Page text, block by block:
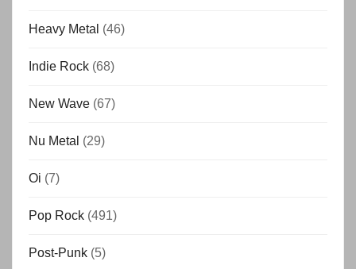
Heavy Metal (46)
Indie Rock (68)
New Wave (67)
Nu Metal (29)
Oi (7)
Pop Rock (491)
Post-Punk (5)